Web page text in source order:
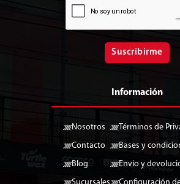
Suscribirme
Información
Nosotros
Contacto
Blog
Términos de
Bases y
Envio y